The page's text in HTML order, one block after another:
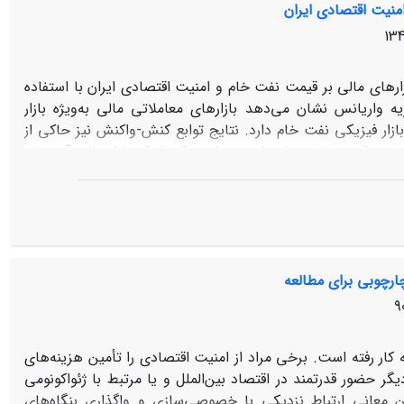
این مقاله بر آن است که گذار به پارادایم فرهنگی امنیت،
که امکان طرح نظریات نوینی دربارۀ امنیت فراهم آمد؛ که
خاطر افراد و گروه ‏های اجتماعی نسبت به حفظ هویت
قرار می‏دهد.
اقتصادی ایران
مالی بر قیمت نفت خام و امنیت اقتصادی ایران با استفاده
واریانس نشان می‌دهد بازارهای معاملاتی مالی به‌ویژه بازار
فیزیکی نفت خام دارد. نتایج توابع کنش-واکنش نیز حاکی از
بر قیمت نفت خام دارند؛ به‌طوری که شوک بازار مالی آتی‌های
و شوک حاصل از شاخص قیمت دلار موجب شوک منفی در
دولت در ایران به درآمدهای نفتی، نوسانات بازارهای مالی
برای مطالعه
رفته است. برخی مراد از امنیت اقتصادی را تأمین هزینه‌های
حضور قدرتمند در اقتصاد بین‌الملل و یا مرتبط با ژئواکونومی